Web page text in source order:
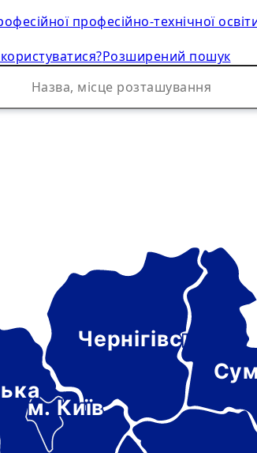
професійно-технічної
Розширений пошук
Чернігівська
м. Київ